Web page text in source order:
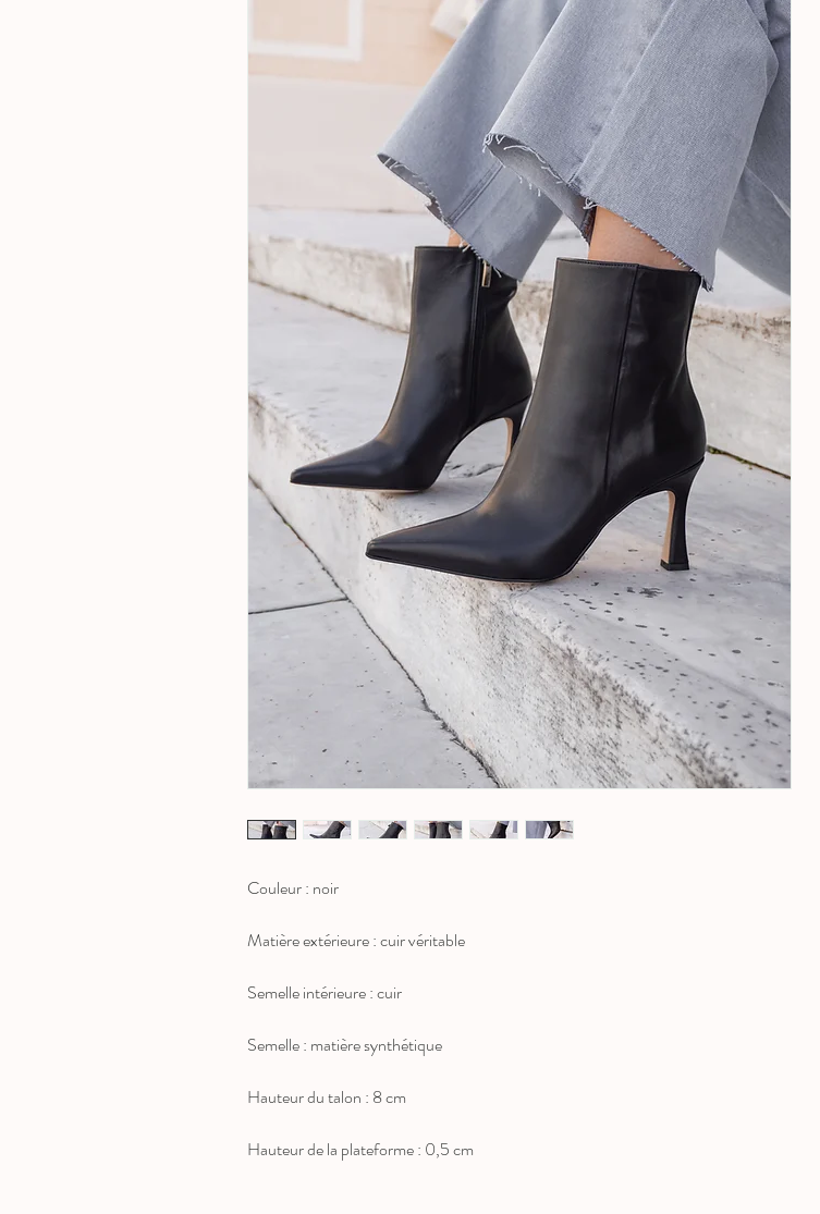
Couleur : noir
Matière extérieure : cuir véritable
Semelle intérieure : cuir
Semelle : matière synthétique
Hauteur du talon : 8 cm
Hauteur de la plateforme : 0,5 cm